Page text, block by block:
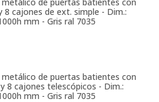
8 cajones de ext. simple - Dim.:
mm - Gris ral 7035
de puertas batientes con
8 cajones telescópicos - Dim.:
mm - Gris ral 7035